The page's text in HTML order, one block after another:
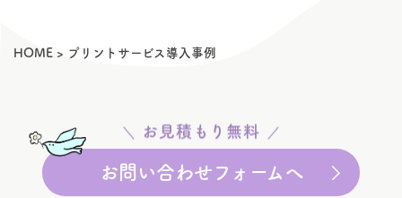
HOME > プリントサービス導入事例
お見積もり無料
お問い合わせフォームへ